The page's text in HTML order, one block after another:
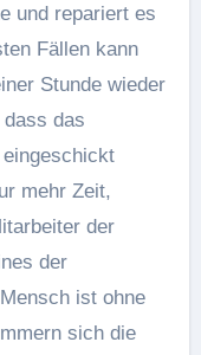
und repariert es
Fällen kann
Stunde wieder
das
mehr Zeit,
der
der
ist ohne
sich die